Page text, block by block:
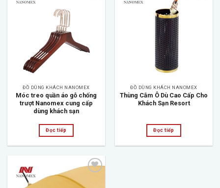
ĐỒ DÙNG KHÁCH NANOMEX
Móc treo quần áo gỗ chống
trượt Nanomex cung cấp
dùng khách sạn
Đọc tiếp
ĐỒ DÙNG KHÁCH NANOMEX
Thùng Cắm Ô Dù Cao Cấp Cho
Khách Sạn Resort
Đọc tiếp